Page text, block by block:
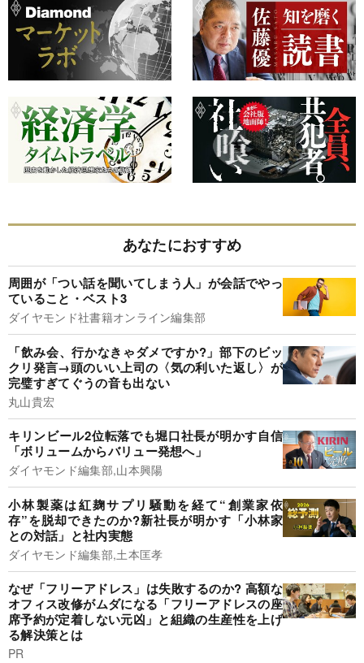
あなたにおすすめ
周囲が「つい話を聞いてしまう人」が会話でやっ
ていること・ベスト3
ダイヤモンド社書籍オンライン編集部
「飲み会、行かなきゃダメですか?」部下のビッ
クリ発言→頭のいい上司の〈気の利いた返し〉が
完璧すぎてぐうの音も出ない
丸山貴宏
キリンビール2位転落でも堀口社長が明かす自信
「ボリュームからバリュー発想へ」
ダイヤモンド編集部,山本興陽
小林製薬は紅麹サプリ騒動を経て“創業家依
存”を脱却できたのか?新社長が明かす「小林家
との対話」と社内実態
ダイヤモンド編集部,土本匡孝
なぜ「フリーアドレス」は失敗するのか? 高額な
オフィス改修がムダになる「フリーアドレスの座
席予約が定着しない元凶」と組織の生産性を上げ
る解決策とは
PR